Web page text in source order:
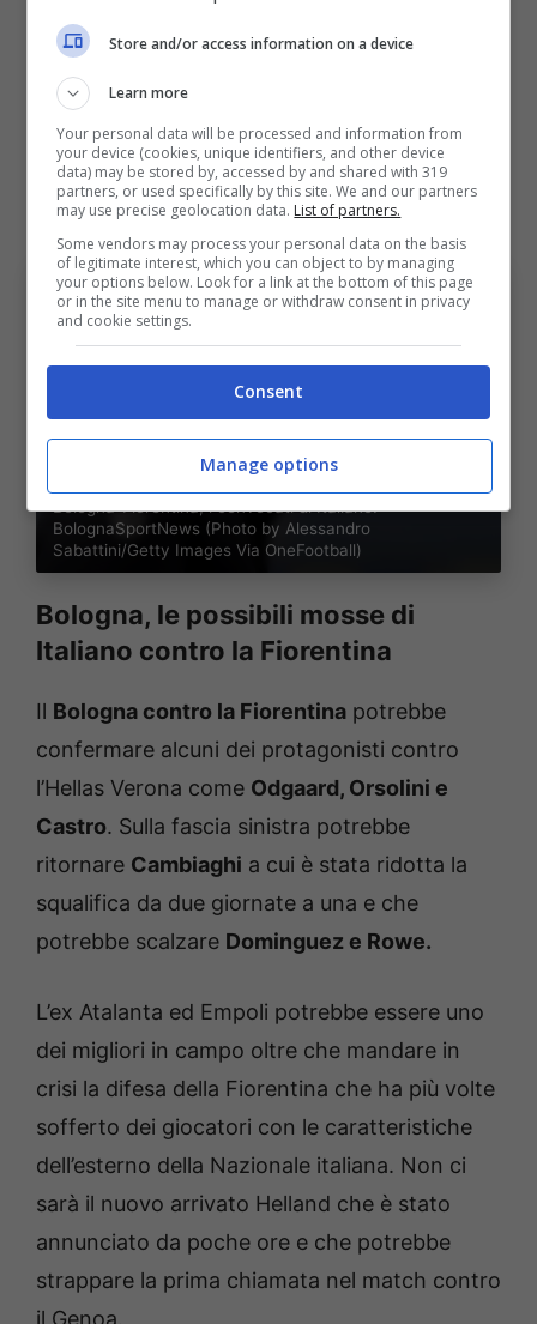
Attaccanti: Cambiaghi, Castro, Dallinga,
Dominguez, Immobile, Odgaard, Orsolini,
Rowe”.
Bologna-Fiorentina, i convocati di Italiano.
BolognaSportNews (Photo by Alessandro
Sabattini/Getty Images Via OneFootball)
Bologna, le possibili mosse di
Italiano contro la Fiorentina
Il Bologna contro la Fiorentina potrebbe
confermare alcuni dei protagonisti contro
l’Hellas Verona come Odgaard, Orsolini e
Castro. Sulla fascia sinistra potrebbe
ritornare Cambiaghi a cui è stata ridotta la
squalifica da due giornate a una e che
potrebbe scalzare Dominguez e Rowe.
L’ex Atalanta ed Empoli potrebbe essere uno
dei migliori in campo oltre che mandare in
crisi la difesa della Fiorentina che ha più volte
sofferto dei giocatori con le caratteristiche
dell’esterno della Nazionale italiana. Non ci
sarà il nuovo arrivato Helland che è stato
annunciato da poche ore e che potrebbe
strappare la prima chiamata nel match contro
il Genoa.
Store and/or access information on a device
Learn more
Your personal data will be processed and information from
your device (cookies, unique identifiers, and other device
data) may be stored by, accessed by and shared with 319
partners, or used specifically by this site. We and our partners
may use precise geolocation data. List of partners.
Some vendors may process your personal data on the basis
of legitimate interest, which you can object to by managing
your options below. Look for a link at the bottom of this page
or in the site menu to manage or withdraw consent in privacy
and cookie settings.
Consent
Manage options